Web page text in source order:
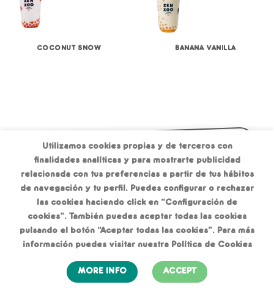
COCONUT SNOW BANANA VANILLA
Menu Location Franchise
Catering Delivery Loyalty Card FAQ
About Contact Feedback
Utilizamos cookies propias y de terceros con
finalidades analíticas y para mostrarte publicidad
relacionada con tus preferencias a partir de tus hábitos
de navegación y tu perfil. Puedes configurar o rechazar
las cookies haciendo click en “Configuración de
cookies”. También puedes aceptar todas las cookies
pulsando el botón “Aceptar todas las cookies”. Para más
información puedes visitar nuestra Política de Cookies
MORE INFO ACCEPT